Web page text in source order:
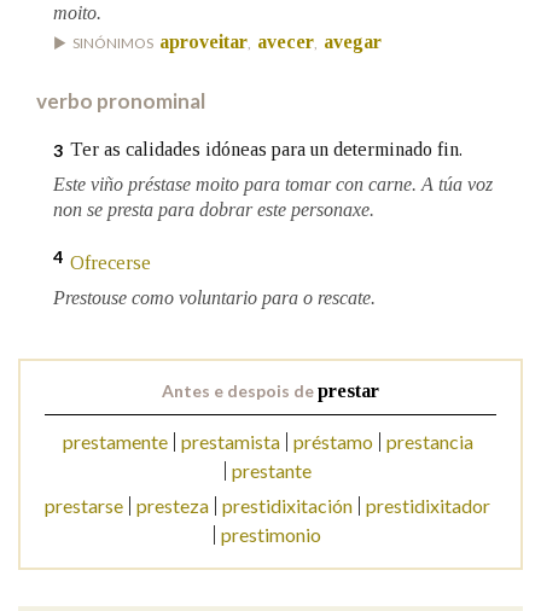
Na fraseoloxía
OUTRAS OPCIÓNS DE BUSCA
Pertence a
LIMPAR BUSCA
moito.
SINÓNIMOS aproveitar avecer avegar
verbo pronominal
3 Ter as calidades idóneas para un determinado fin.
Este viño préstase moito para tomar con carne. A túa voz
non se presta para dobrar este personaxe.
4 Ofrecerse
Prestouse como voluntario para o rescate.
Antes e despois deprestar
prestamente prestamista préstamo
prestancia
prestante
prestarse presteza prestidixitación prestidixitador
prestimonio